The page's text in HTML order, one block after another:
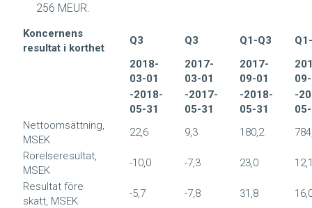
256 MEUR.
Koncernens
resultat i korthet
Q3 Q3 Q1-Q3
2018-
03-01
2017-
03-01
2017-
09-01
-2018-
05-31
-2017-
05-31
-2018-
05-31
-
Nettoomsättning,
MSEK
22,6 9,3 180,2
Rörelseresultat,
MSEK
-10,0 -7,3 23,0
Resultat före
skatt, MSEK
-5,7 -7,8 31,8